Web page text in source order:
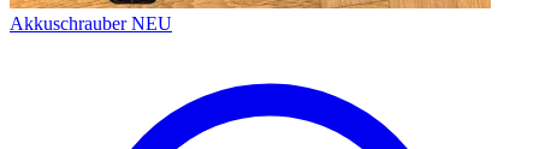
Akkuschrauber NEU